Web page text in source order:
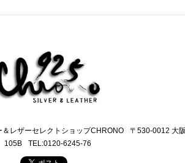
レザーセレクトショップCHRONO
〒530-0012 大
105B
TEL:0120-6245-76